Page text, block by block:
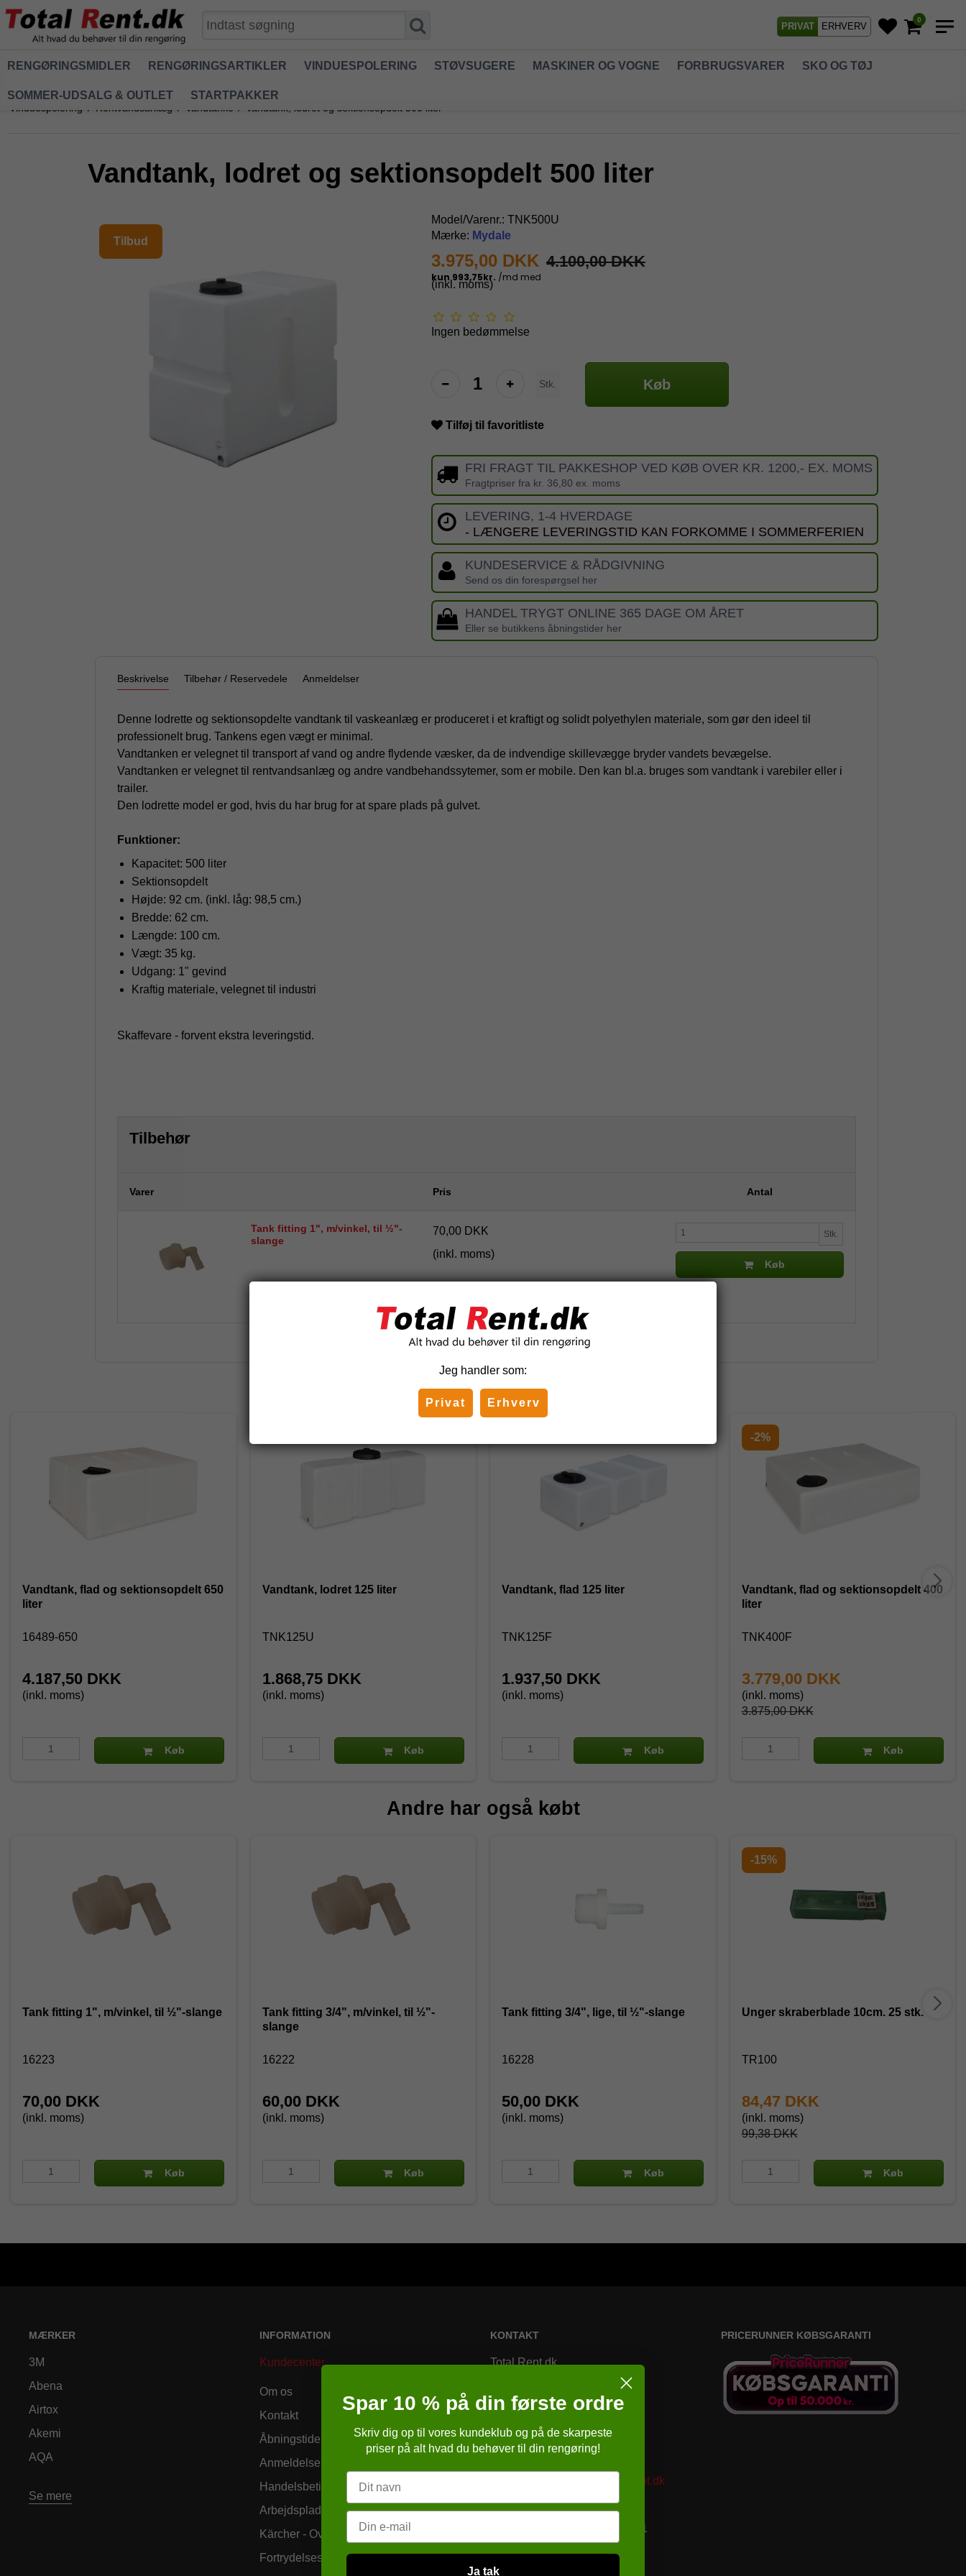
PRIVAT ERHVERV
0
RENGØRINGSMIDLER RENGØRINGSARTIKLER VINDUESPOLERING STØVSUGERE MASKINER OG VOGNE FORBRUGSVARER SKO OG TØJ
SOMMER-UDSALG & OUTLET STARTPAKKER
Vinduespolering / Rentvandsanlæg / Vandtanke / Vandtank, lodret og sektionsopdelt 500 liter
Vandtank, lodret og sektionsopdelt 500 liter
Tilbud
Model/Varenr.: TNK500U
Mærke: Mydale
3.975,00 DKK 4.100,00 DKK
(inkl. moms)
Ingen bedømmelse
Stk. Køb
Tilføj til favoritliste
FRI FRAGT TIL PAKKESHOP VED KØB OVER KR. 1200,- EX. MOMS
Fragtpriser fra kr. 36,80 ex. moms
LEVERING, 1-4 HVERDAGE
- LÆNGERE LEVERINGSTID KAN FORKOMME I SOMMERFERIEN
KUNDESERVICE & RÅDGIVNING
Send os din forespørgsel her
HANDEL TRYGT ONLINE 365 DAGE OM ÅRET
Eller se butikkens åbningstider her
Beskrivelse Tilbehør / Reservedele Anmeldelser
Denne lodrette og sektionsopdelte vandtank til vaskeanlæg er produceret i et kraftigt og solidt polyethylen materiale, som gør den ideel til
professionelt brug. Tankens egen vægt er minimal.
Vandtanken er velegnet til transport af vand og andre flydende væsker, da de indvendige skillevægge bryder vandets bevægelse.
Vandtanken er velegnet til rentvandsanlæg og andre vandbehandssytemer, som er mobile. Den kan bl.a. bruges som vandtank i varebiler eller i
trailer.
Den lodrette model er god, hvis du har brug for at spare plads på gulvet.
Funktioner:
Kapacitet: 500 liter
Sektionsopdelt
Højde: 92 cm. (inkl. låg: 98,5 cm.)
Bredde: 62 cm.
Længde: 100 cm.
Vægt: 35 kg.
Udgang: 1" gevind
Kraftig materiale, velegnet til industri
Skaffevare - forvent ekstra leveringstid.
Tilbehør
Varer Pris Antal
Tank fitting 1", m/vinkel, til ½"-
slange
70,00 DKK
(inkl. moms)
Stk.
Køb
Relaterede produkter
Vandtank, flad og sektionsopdelt 650
liter
16489-650
4.187,50 DKK
(inkl. moms)
Køb
Vandtank, lodret 125 liter
TNK125U
1.868,75 DKK
(inkl. moms)
Køb
Vandtank, flad 125 liter
TNK125F
1.937,50 DKK
(inkl. moms)
Køb
-2%
Vandtank, flad og sektionsopdelt 400
liter
TNK400F
3.875,00 DKK
3.779,00 DKK
(inkl. moms)
Køb
Andre har også købt
Tank fitting 1", m/vinkel, til ½"-slange
16223
70,00 DKK
(inkl. moms)
Køb
Tank fitting 3/4", m/vinkel, til ½"-
slange
16222
60,00 DKK
(inkl. moms)
Køb
Tank fitting 3/4", lige, til ½"-slange
16228
50,00 DKK
(inkl. moms)
Køb
-15%
Unger skraberblade 10cm. 25 stk.
TR100
99,38 DKK
84,47 DKK
(inkl. moms)
Køb
MÆRKER
3M
Abena
Airtox
Akemi
AQA
Se mere
INFORMATION
Kundecenter
Om os
Kontakt
Åbningstider
Anmeldelser
Handelsbetingelser
Arbejdspladsbrugsanvisning (APB)
Kärcher - Overleveringsdokument
Fortrydelsesformular
KONTAKT
Total Rent.dk
8230 Åbyhøj
Danmark
Telefonnr.
86257651
kundeservice@totalrent.dk
PRICERUNNER KØBSGARANTI
Jeg handler som:
Privat Erhverv
Spar 10 % på din første ordre
Skriv dig op til vores kundeklub og på de skarpeste
priser på alt hvad du behøver til din rengøring!
Navn
Email
Ja tak